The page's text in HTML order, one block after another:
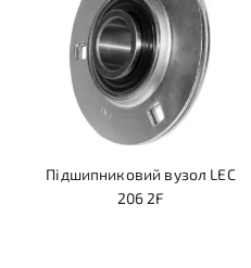
Підшипниковий вузол LEC
206 2F